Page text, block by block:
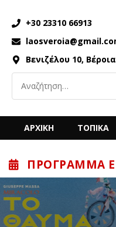
+30 23310 66913
Βενιζέλου 10, Βέροια
ΑΡΧΙΚΗ ΤΟΠΙΚΑ
ΠΡΌΓΡΑΜΜΑ